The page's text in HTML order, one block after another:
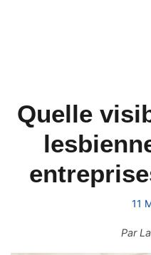
Quelle
11
Par